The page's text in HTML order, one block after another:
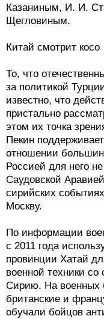
Казаниным, И. И.
Щегловиным.
Китай смотрит косо
То, что
за политикой
известно, что
пристально
этом их точка
Пекин
отношении
Россией для него
Саудовской
сирийских
Москву.
По информации
с 2011 года
провинции Хатай
военной техники
Сирию. На военных
британские и
обучали бойцов